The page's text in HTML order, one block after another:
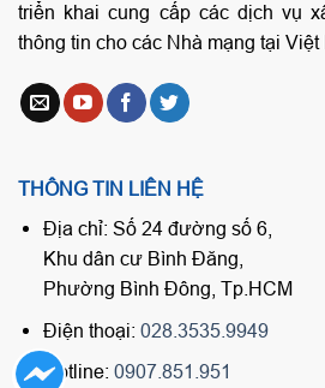
triển khai cung cấp các dịch vụ
thông tin cho các Nhà mạng tại Việt
THÔNG TIN LIÊN HỆ
Địa chỉ: Số 24 đường số 6,
Khu dân cư Bình Đăng,
Phường Bình Đông, Tp.HCM
Điện thoại: 028.3535.9949
Hotline: 0907.851.951